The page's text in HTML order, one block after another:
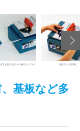
基板など多